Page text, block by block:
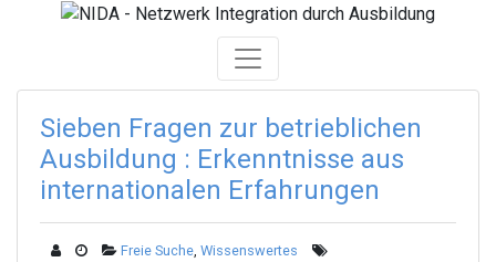
Sieben Fragen zur betrieblichen
Ausbildung : Erkenntnisse aus
internationalen Erfahrungen
Freie Suche Wissenswertes